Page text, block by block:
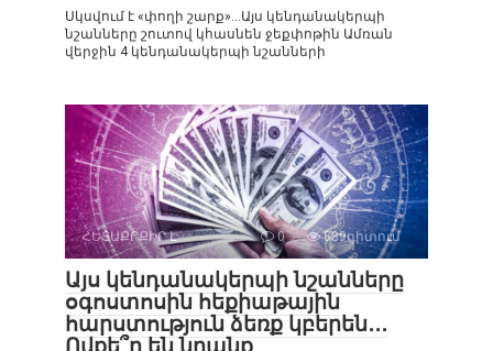
Սկսվում է «փողի շարք»…Այս կենդանակերպի
նշանները շուտով կհասնեն ջեքփոթին Ամռան
վերջին 4 կենդանակերպի նշանների
ՀԵՏԱՔՐՔԻՐ Է 0 839դիտում
Այս կենդանակերպի նշանները
օգոստոսին հեքիաթային
հարստություն ձեռք կբերեն․․․
Ովքե՞ր են նրանք